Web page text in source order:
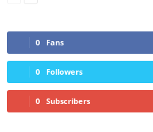
0 Fans
0 Followers
0 Subscribers